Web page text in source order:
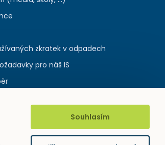
zkratek v odpadech
pro náš IS
Souhlasím